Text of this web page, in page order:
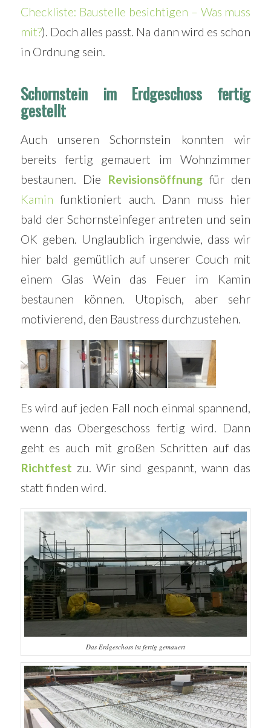
Checkliste: Baustelle besichtigen – Was muss
mit?). Doch alles passt. Na dann wird es schon
in Ordnung sein.
Schornstein im Erdgeschoss fertig
gestellt
Auch unseren Schornstein konnten wir
bereits fertig gemauert im Wohnzimmer
bestaunen. Die Revisionsöffnung für den
Kamin funktioniert auch. Dann muss hier
bald der Schornsteinfeger antreten und sein
OK geben. Unglaublich irgendwie, dass wir
hier bald gemütlich auf unserer Couch mit
einem Glas Wein das Feuer im Kamin
bestaunen können. Utopisch, aber sehr
motivierend, den Baustress durchzustehen.
Es wird auf jeden Fall noch einmal spannend,
wenn das Obergeschoss fertig wird. Dann
geht es auch mit großen Schritten auf das
Richtfest zu. Wir sind gespannt, wann das
statt finden wird.
Das Erdgeschoss ist fertig gemauert